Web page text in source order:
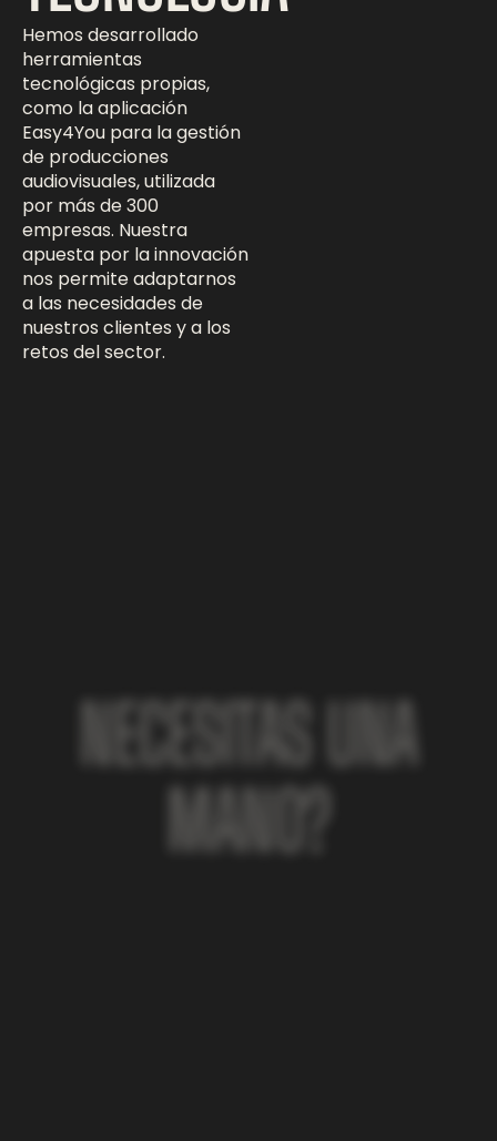
Hemos desarrollado
herramientas
tecnológicas propias,
como la aplicación
Easy4You para la gestión
de producciones
audiovisuales, utilizada
por más de 300
empresas. Nuestra
apuesta por la innovación
nos permite adaptarnos
a las necesidades de
nuestros clientes y a los
retos del sector.
NECESITAS UNA
MANO?